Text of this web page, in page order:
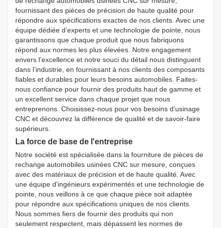
fournissant des pièces de précision de haute qualité pour
répondre aux spécifications exactes de nos clients. Avec une
équipe dédiée d’experts et une technologie de pointe, nous
garantissons que chaque produit que nous fabriquons
répond aux normes les plus élevées. Notre engagement
envers l’excellence et notre souci du détail nous distinguent
dans l’industrie, en fournissant à nos clients des composants
fiables et durables pour leurs besoins automobiles. Faites-
nous confiance pour fournir des produits haut de gamme et
un excellent service dans chaque projet que nous
entreprenons. Choisissez-nous pour vos besoins d’usinage
CNC et découvrez la différence de qualité et de savoir-faire
supérieurs.
La force de base de l'entreprise
Notre société est spécialisée dans la fourniture de pièces de
rechange automobiles usinées CNC sur mesure, conçues
avec des matériaux de précision et de haute qualité. Avec
une équipe d'ingénieurs expérimentés et une technologie de
pointe, nous veillons à ce que chaque pièce soit adaptée
pour répondre aux spécifications uniques de nos clients.
Nous sommes fiers de fournir des produits qui non
seulement respectent, mais dépassent les normes de